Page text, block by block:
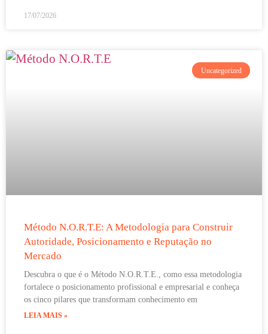
17/07/2026
Uncategorized
Método N.O.R.T.E: A Metodologia para Construir
Autoridade, Posicionamento e Reputação no
Mercado
Descubra o que é o Método N.O.R.T.E., como essa metodologia
fortalece o posicionamento profissional e empresarial e conheça
os cinco pilares que transformam conhecimento em
LEIA MAIS »